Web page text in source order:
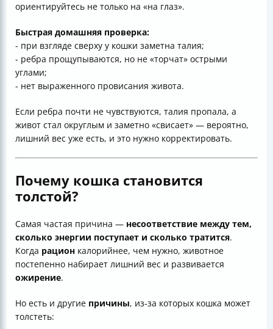
ориентируйтесь не только на «на глаз».
Быстрая домашняя проверка:
- при взгляде сверху у кошки заметна талия;
- ребра прощупываются, но не «торчат» острыми
углами;
- нет выраженного провисания живота.
Если ребра почти не чувствуются, талия пропала, а
живот стал округлым и заметно «свисает» — вероятно,
лишний вес уже есть, и это нужно корректировать.
Почему кошка становится
толстой?
Самая частая причина — несоответствие между тем,
сколько энергии поступает и сколько тратится.
Когда рацион калорийнее, чем нужно, животное
постепенно набирает лишний вес и развивается
ожирение.
Но есть и другие причины, из‑за которых кошка может
толстеть: